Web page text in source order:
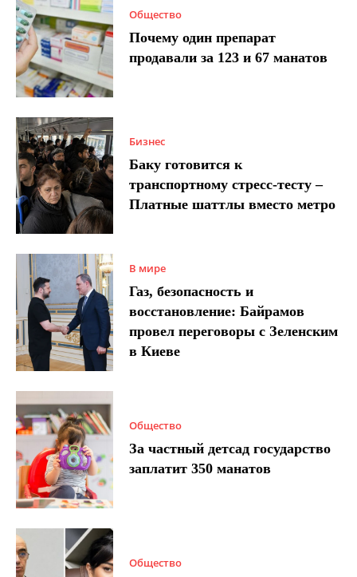
Общество
Почему один препарат
продавали за 123 и 67 манатов
Бизнес
Баку готовится к
транспортному стресс-тесту –
Платные шаттлы вместо метро
В мире
Газ, безопасность и
восстановление: Байрамов
провел переговоры с Зеленским
в Киеве
Общество
За частный детсад государство
заплатит 350 манатов
Общество